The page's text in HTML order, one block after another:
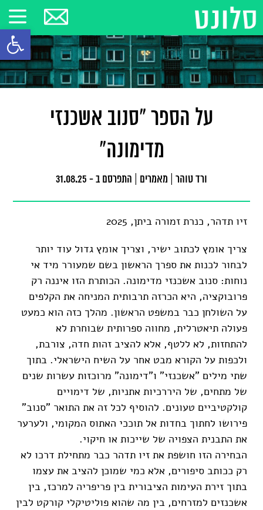
פתח
על הספר "סנוב אשכנזי
מדימונה"
ורד טוהר מאמרים התפרסם ב - 31.08.25
זיו תדהר, כנרת זמורה ביתן, 2025
צריך אומץ לכתוב ישיר, וצריך אומץ גדול עוד יותר
לבחור לכנות את ספרך הראשון בשם שמעורר מיד אי
נוחות: סנוב אשכנזי מדימונה. הכותרת הזו איננה רק
פרובוקציה, היא הכרזה תרבותית המניחה את הקלפים
על השולחן כבר במשפט הראשון. מהלך כזה הוא כמעט
פעולה תיאטרלית, מחווה ספרותית שבוחרת לא
להתחזות, לא ללטף, אלא להציב זהות חדה, צורבת,
ולכפות על הקורא מבט אחר על השיח הישראלי. בתוך
שתי מילים "אשכנזי" ו"דימונה" מרוכזות עשרות שנים
של מתחים, של היררכיות אתניות, של דימויים
קולקטיביים טעונים. להוסיף לכל זה את התואר "סנוב"
פירושו לחתוך בחדות אל תוככי האתוס המקומי, ולערער
את התבנית הצפויה של שייכות או חיקוי.
הבחירה הזו חושפת את זיו תדהר כבר מתחילת דרכו לא
רק ככותב סיפורים, אלא כמי שמוכן להציב את עצמו
בתוך זירת העימות הציבורית בין פריפריה למרכז, בין
אשכנזים למזרחים, בין מה שהוא פוליטיקלי קורקט לבין